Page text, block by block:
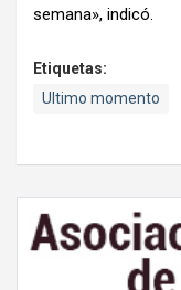
semana», indicó.
Etiquetas:
Ultimo momento